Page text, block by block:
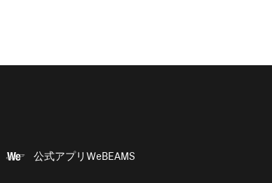
公式アプリWeBEAMS